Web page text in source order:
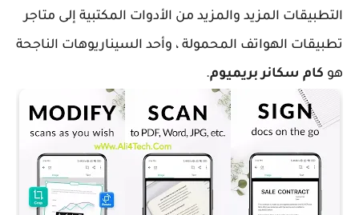
التطبيقات المزيد والمزيد من الأدوات المكتبية إلى متاجر
تطبيقات الهواتف المحمولة ، وأحد السيناريوهات الناجحة
هو كام سكانر بريميوم.